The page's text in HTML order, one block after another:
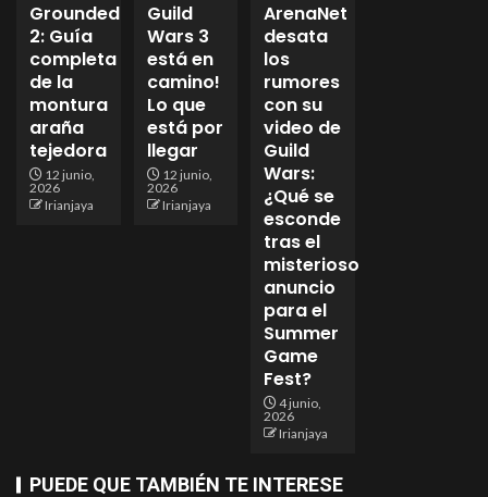
Grounded
2: Guía
completa
de la
montura
araña
tejedora
12 junio,
2026
Irianjaya
Guild
Wars 3
está en
camino!
Lo que
está por
llegar
12 junio,
2026
Irianjaya
ArenaNet
desata
los
rumores
con su
video de
Guild
Wars:
¿Qué se
esconde
tras el
misterioso
anuncio
para el
Summer
Game
Fest?
4 junio,
2026
Irianjaya
PUEDE QUE TAMBIÉN TE INTERESE